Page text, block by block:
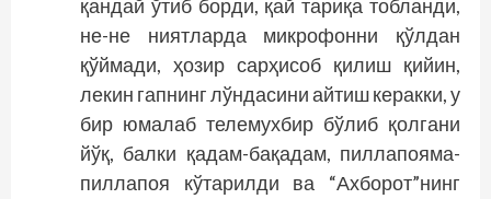
қандай ўтиб борди, қай тариқа тобланди,
не-не ниятларда микрофонни қўлдан
қўймади, ҳозир сарҳисоб қилиш қийин,
лекин гапнинг лўндасини айтиш керакки, у
бир юмалаб телемухбир бўлиб қолгани
йўқ, балки қадам-бақадам, пиллапояма-
пиллапоя кўтарилди ва “Ахборот”нинг